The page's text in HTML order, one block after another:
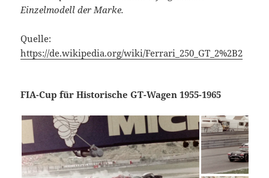
Einzelmodell der Marke.
Quelle:
https://de.wikipedia.org/wiki/Ferrari_250_GT_2%2B2
FIA-Cup für Historische GT-Wagen 1955-1965